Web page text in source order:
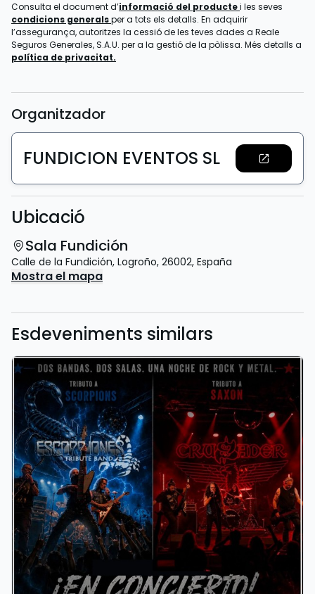
Consulta el document d’informació del productei les seves
condicions generalsper a tots els detalls. En adquirir
l’assegurança, autoritzes la cessió de les teves dades a Reale
Seguros Generales, S.A.U. per a la gestió de la pòlissa. Més detalls a
política de privacitat.
Organitzador
FUNDICION EVENTOS SL
Ubicació
Sala Fundición
Calle de la Fundición, Logroño, 26002, España
Mostra el mapa
Esdeveniments similars